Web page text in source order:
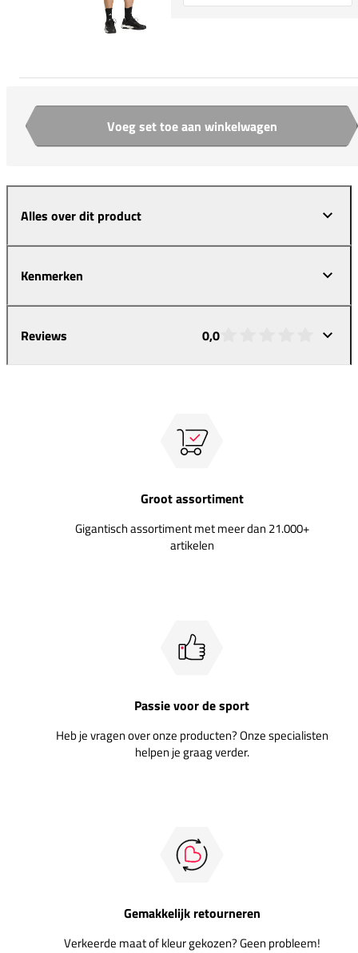
Aantal Voeg set toe aan winkelwagen
Alles over dit product
Kenmerken
Reviews 0,0
Groot assortiment
Gigantisch assortiment met meer dan 21.000+
artikelen
Passie voor de sport
Heb je vragen over onze producten? Onze specialisten
helpen je graag verder.
Gemakkelijk retourneren
Verkeerde maat of kleur gekozen? Geen probleem!